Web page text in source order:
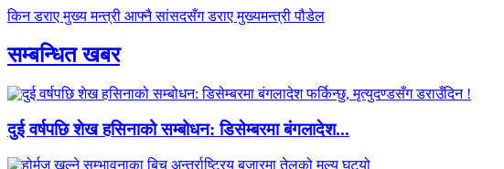
किन डराए मुख्य मन्त्री आफ्नै सांसदसँग डराए मुख्यमन्त्री पौडेल
सम्बन्धित खबर
दुई वर्षपछि शेख हसिनाको सम्बोधन: डिसेम्बरमा बंगलादेश...